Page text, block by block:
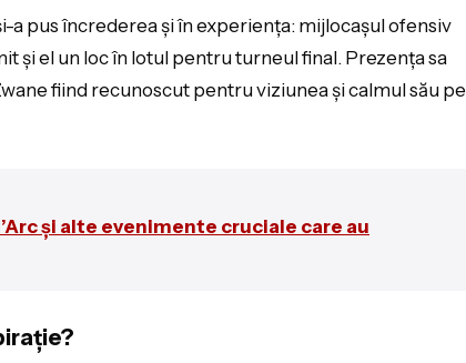
a pus încrederea și în experiența: mijlocașul ofensiv
și el un loc în lotul pentru turneul final. Prezența sa
fiind recunoscut pentru viziunea și calmul său pe
și alte evenimente cruciale care au